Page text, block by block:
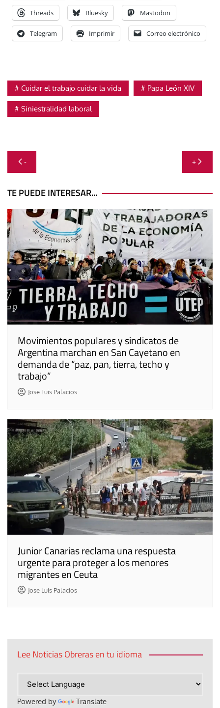
Threads Bluesky Mastodon
Telegram Imprimir Correo electrónico
Cuidar el trabajo cuidar la vida Papa León XIV
Siniestralidad laboral
Navegación
de
entradas
- +
TE PUEDE INTERESAR...
Movimientos populares y sindicatos de
Argentina marchan en San Cayetano en
demanda de “paz, pan, tierra, techo y
trabajo”
Jose Luis Palacios
Junior Canarias reclama una respuesta
urgente para proteger a los menores
migrantes en Ceuta
Jose Luis Palacios
Lee Noticias Obreras en tu idioma
Powered by Translate